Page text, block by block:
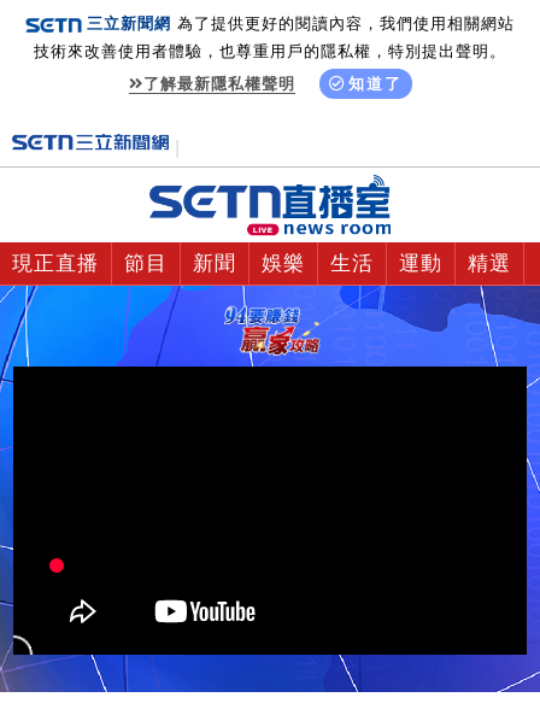
三立新聞網 為了提供更好的閱讀內容，我們使用相關網站
技術來改善使用者體驗，也尊重用戶的隱私權，特別提出聲明。
了解最新隱私權聲明
知道了
現正直播 節目 新聞 娛樂 生活 運動 精選